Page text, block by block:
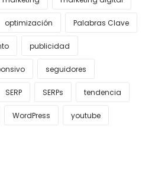
optimización Palabras Clave
publicidad
seguidores
SERP SERPs tendencia
WordPress youtube